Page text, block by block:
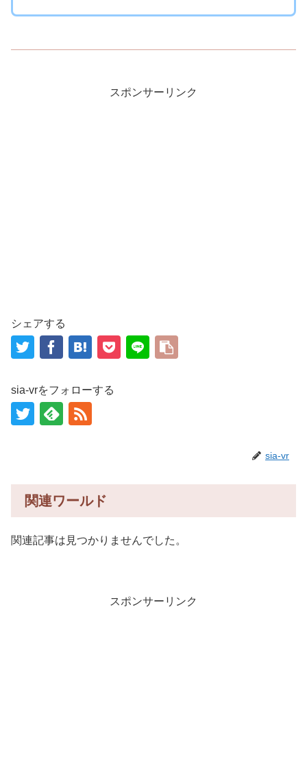
スポンサーリンク
シェアする
sia-vrをフォローする
sia-vr
関連ワールド
関連記事は見つかりませんでした。
スポンサーリンク